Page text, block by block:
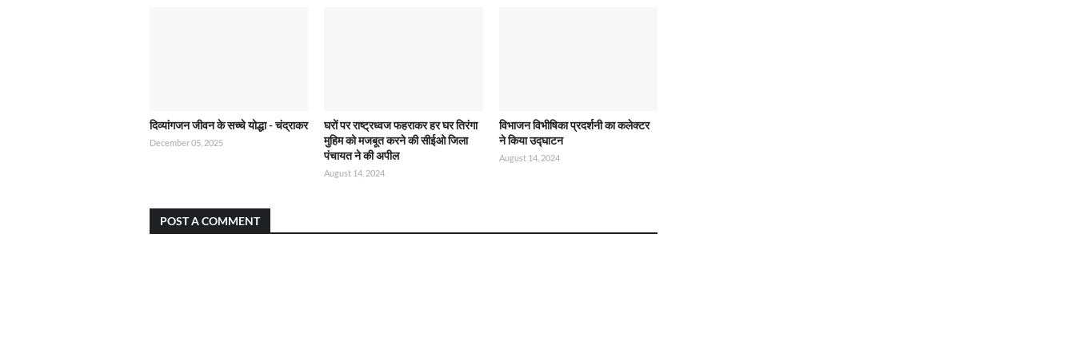
दिव्यांगजन जीवन के सच्चे योद्धा - चंद्राकर
December 05, 2025
घरों पर राष्ट्रध्वज फहराकर हर घर तिरंगा
मुहिम को मजबूत करने की सीईओ जिला
पंचायत ने की अपील
August 14, 2024
विभाजन विभीषिका प्रदर्शनी का कलेक्टर
ने किया उद्घाटन
August 14, 2024
POST A COMMENT